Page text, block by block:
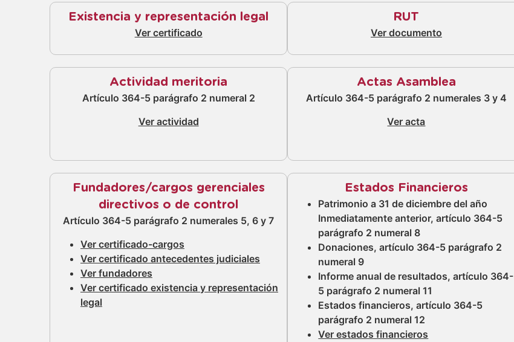
Existencia y representación legal
Ver certificado
RUT
Ver documento
Actividad meritoria
Artículo 364-5 parágrafo 2 numeral 2
Ver actividad
Actas Asamblea
Artículo 364-5 parágrafo 2 numerales 3 y 4
Ver acta
Fundadores/cargos gerenciales
directivos o de control
Artículo 364-5 parágrafo 2 numerales 5, 6 y 7
Ver certificado-cargos
Ver certificado antecedentes judiciales
Ver fundadores
Ver certificado existencia y representación
legal
Estados Financieros
Patrimonio a 31 de diciembre del año
Inmediatamente anterior, artículo 364-5
parágrafo 2 numeral 8
Donaciones, artículo 364-5 parágrafo 2
numeral 9
Informe anual de resultados, artículo 364-
5 parágrafo 2 numeral 11
Estados financieros, artículo 364-5
parágrafo 2 numeral 12
Ver estados financieros